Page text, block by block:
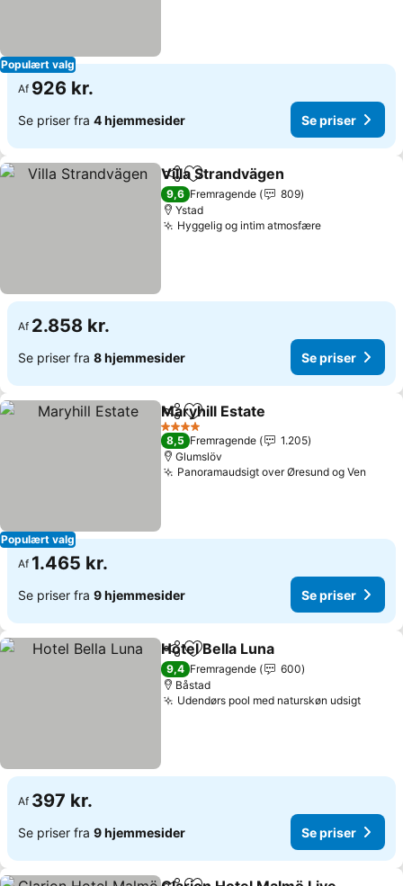
Populært valg
Af 926 kr.
Se priser fra 4 hjemmesider Se priser
Del Føj til favoritter
Villa Strandvägen
9,6 Fremragende
809
Ystad
Hyggelig og intim atmosfæreSe priser
Af 2.858 kr.
Se priser fra 8 hjemmesider Se priser
Populært valg
Del Føj til favoritter
Maryhill Estate
4 Stjerner
8,5 Fremragende
1.205
Glumslöv
Panoramaudsigt over Øresund og Ven
Af 1.465 kr.
Se priser fra 9 hjemmesider Se priser
Del Føj til favoritter
Hotel Bella Luna
9,4 Fremragende
600
Båstad
Udendørs pool med naturskøn udsigtSe
Af 397 kr.
Se priser fra 9 hjemmesider Se priser